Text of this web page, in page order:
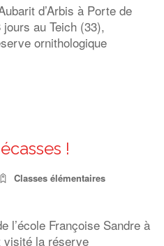
d’Arbis à Porte de
au Teich (33),
ornithologique
!
Classes élémentaires
l’école Françoise Sandre à
visité la réserve